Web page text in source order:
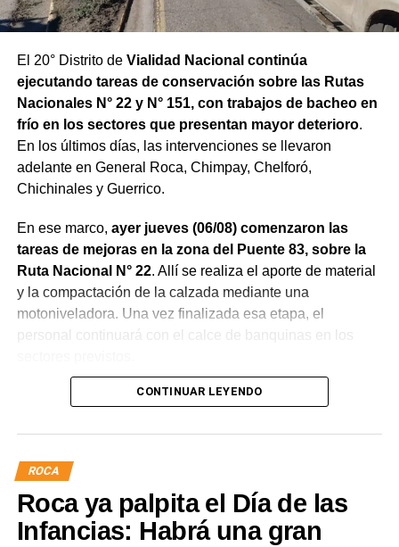
El 20° Distrito de Vialidad Nacional continúa
ejecutando tareas de conservación sobre las Rutas
Nacionales N° 22 y N° 151, con trabajos de bacheo en
frío en los sectores que presentan mayor deterioro.
En los últimos días, las intervenciones se llevaron
adelante en General Roca, Chimpay, Chelforó,
Chichinales y Guerrico.
En ese marco, ayer jueves (06/08) comenzaron las
tareas de mejoras en la zona del Puente 83, sobre la
Ruta Nacional N° 22. Allí se realiza el aporte de material
y la compactación de la calzada mediante una
motoniveladora. Una vez finalizada esa etapa, el
personal continuará con el calce de banquinas en los
CONTINUAR LEYENDO
ROCA
Roca ya palpita el Día de las
Infancias: Habrá una gran